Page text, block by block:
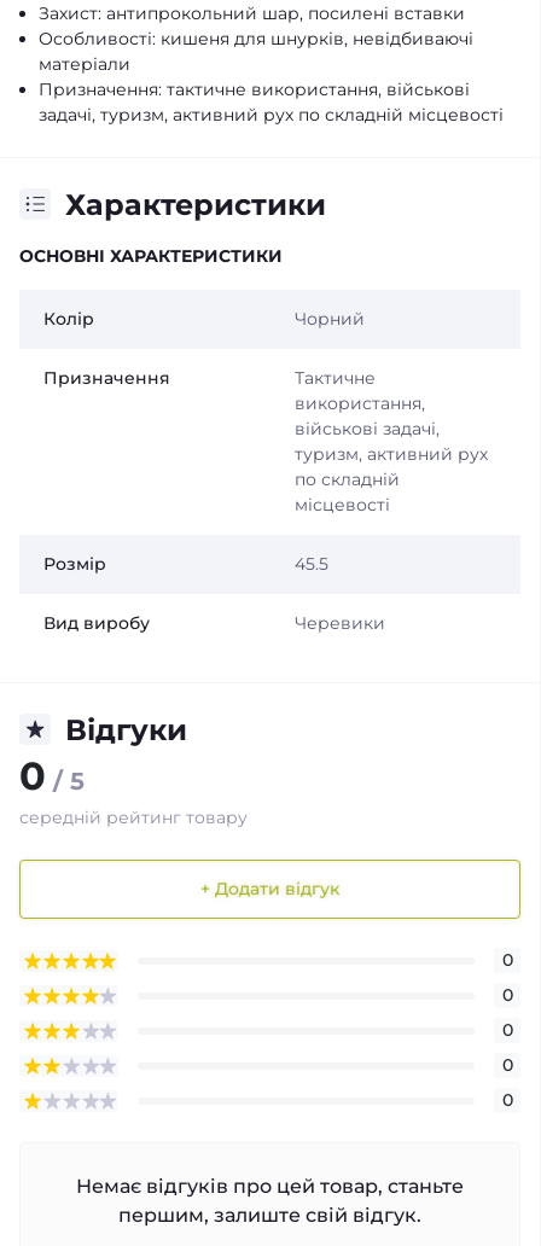
Захист: антипрокольний шар, посилені вставки
Особливості: кишеня для шнурків, невідбиваючі
матеріали
Призначення: тактичне використання, військові
задачі, туризм, активний рух по складній місцевості
Характеристики
ОСНОВНІ ХАРАКТЕРИСТИКИ
Колір Чорний
Призначення
Тактичне
використання,
військові задачі,
туризм, активний рух
по складній
місцевості
Розмір 45.5
Вид виробу Черевики
Відгуки
0 / 5
середній рейтинг товару
+ Додати відгук
0
0
0
0
0
Немає відгуків про цей товар, станьте
першим, залиште свій відгук.